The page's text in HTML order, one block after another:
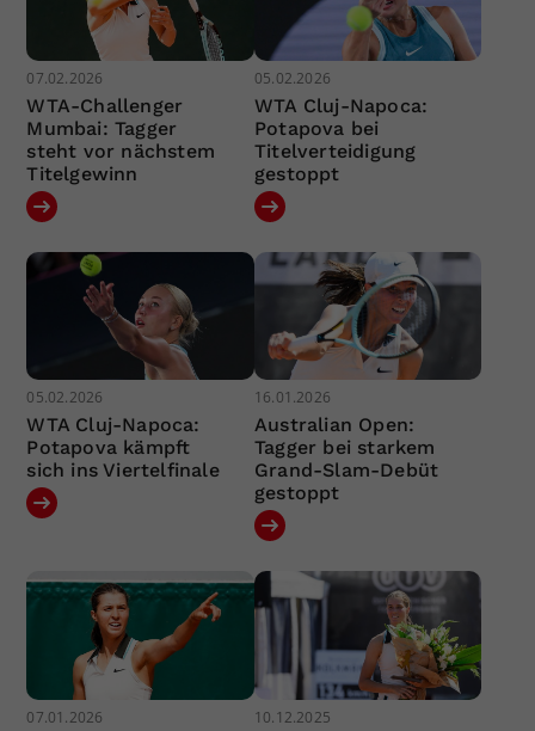
07.02.2026
WTA-Challenger
Mumbai: Tagger
steht vor nächstem
Titelgewinn
05.02.2026
WTA Cluj-Napoca:
Potapova bei
Titelverteidigung
gestoppt
05.02.2026
WTA Cluj-Napoca:
Potapova kämpft
sich ins Viertelfinale
16.01.2026
Australian Open:
Tagger bei starkem
Grand-Slam-Debüt
gestoppt
07.01.2026 10.12.2025